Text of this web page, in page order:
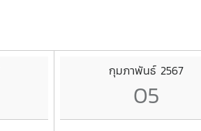
กุมภาพันธ์ 2567
05